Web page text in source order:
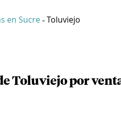
en Sucre - Toluviejo
Toluviejo por